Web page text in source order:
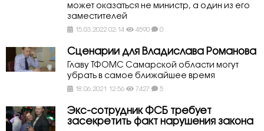
может оказаться не министр, а один из его
заместителей
15.03.2022 02:14 4590 0
Сценарии для Владислава Романова
Главу ТФОМС Самарской области могут
убрать в самое ближайшее время
18.06.2021 12:56 7427 5
Экс-сотрудник ФСБ требует
засекретить факт нарушения закона